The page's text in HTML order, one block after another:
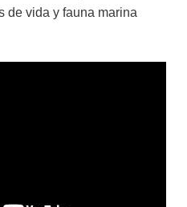
de vida y fauna marina